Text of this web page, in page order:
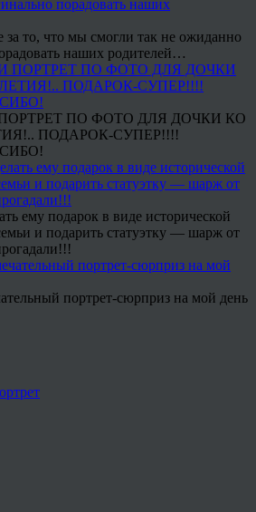
за то, что мы смогли так не ожиданно
наших родителей…
ПО ФОТО ДЛЯ ДОЧКИ КО
ПОДАРОК-СУПЕР!!!!
ему подарок в виде исторической
и подарить статуэтку — шарж от
портрет-сюрприз на мой день